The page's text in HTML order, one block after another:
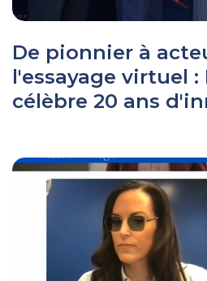
De pionnier à
l'essayage virtuel
célèbre 20 ans